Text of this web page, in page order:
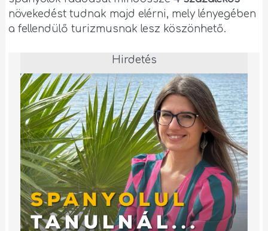
növekedést tudnak majd elérni, mely lényegében
a fellendülő turizmusnak lesz köszönhető.
Hirdetés